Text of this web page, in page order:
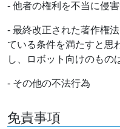
- 他者の権利を不当に侵
- 最終改正された著作権
ている条件を満たすと思
し、ロボット向けのもの
- その他の不法行為
免責事項